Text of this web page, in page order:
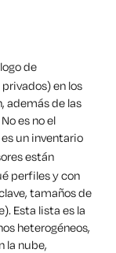
de
en los
además de las
es noel
un inventario
están
perfiles y con
tamaños de
Esta lista es la
heterogéneos,
la nube,